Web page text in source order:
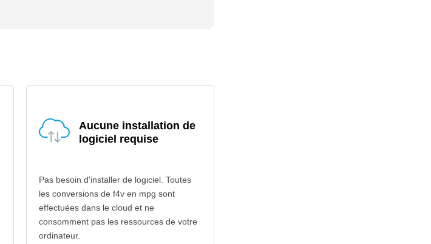
Aucune installation de
logiciel requise
Pas besoin d'installer de logiciel. Toutes
les conversions de f4v en mpg sont
effectuées dans le cloud et ne
consomment pas les ressources de votre
ordinateur.